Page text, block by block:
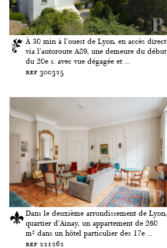
À 30 min à l'ouest de Lyon, en accès direct
via l'autoroute A89, une demeure du début
du 20e s. avec vue dégagée et ...
ref 300325
Dans le deuxième arrondissement de Lyon,
quartier d'Ainay, un appartement de 260
m² dans un hôtel particulier des 17e ...
ref 221262